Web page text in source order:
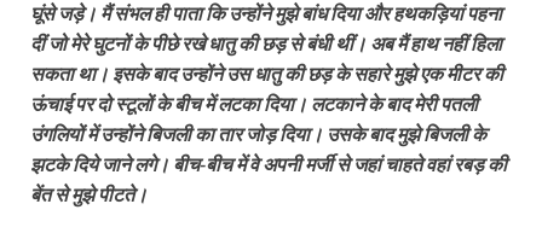
घूंसे जड़े। मैं संभल ही पाता कि उन्होंने मुझे बांध दिया और हथकड़ियां पहना
दीं जो मेरे घुटनों के पीछे रखे धातु की छड़ से बंधी थीं। अब मैं हाथ नहीं हिला
सकता था। इसके बाद उन्होंने उस धातु की छड़ के सहारे मुझे एक मीटर की
ऊंचाई पर दो स्टूलों के बीच में लटका दिया। लटकाने के बाद मेरी पतली
उंगलियों में उन्होंने बिजली का तार जोड़ दिया। उसके बाद मुझे बिजली के
झटके दिये जाने लगे। बीच-बीच में वे अपनी मर्जी से जहां चाहते वहां रबड़ की
बेंत से मुझे पीटते।